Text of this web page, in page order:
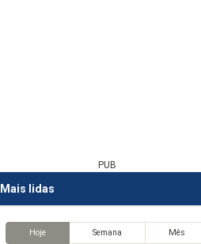
PUB
Mais lidas
Hoje Semana Mês